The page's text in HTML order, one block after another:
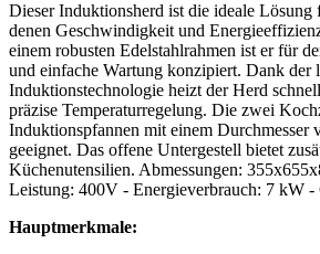
Dieser Induktionsherd ist die ideale
denen Geschwindigkeit und
einem robusten Edelstahlrahmen ist er für
und einfache Wartung konzipiert. Dank der
Induktionstechnologie heizt der Herd
präzise Temperaturregelung. Die zwei
Induktionspfannen mit einem Durchmesser
geeignet. Das offene Untergestell bietet
Küchenutensilien. Abmessungen:
Leistung: 400V - Energieverbrauch: 7 kW
Hauptmerkmale: